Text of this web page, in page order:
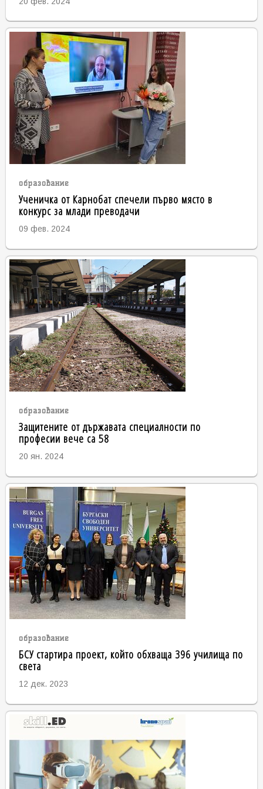
образование
Ученичка от Карнобат спечели първо място в
конкурс за млади преводачи
09 фев. 2024
образование
Защитените от държавата специалности по
професии вече са 58
20 ян. 2024
образование
БСУ стартира проект, който обхваща 396 училища по
света
12 дек. 2023